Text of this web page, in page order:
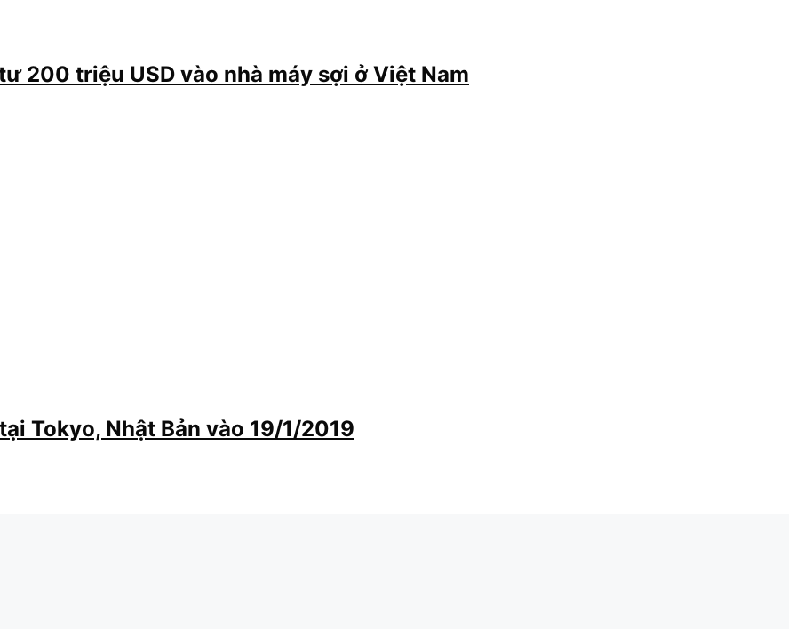
200 triệu USD vào nhà máy sợi ở Việt Nam
Tokyo, Nhật Bản vào 19/1/2019